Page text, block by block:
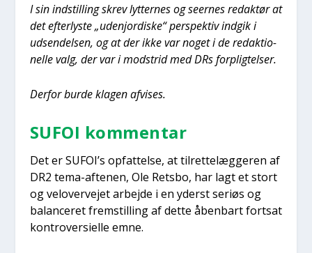
I sin indstil­ling skrev lyt­ter­nes og seer­nes redak­tør at
det efter­ly­ste „udenjor­di­ske“ per­spek­tiv ind­gik i
udsen­del­sen, og at der ikke var noget i de redak­tio­
nel­le valg, der var i mod­strid med DRs for­plig­tel­ser.
Der­for bur­de kla­gen afvi­ses.
SUFOI kom­men­tar
Det er SUFOI’s opfat­tel­se, at til­ret­te­læg­ge­ren af
DR2 tema-afte­nen, Ole Rets­bo, har lagt et stort
og velover­ve­jet arbej­de i en yderst seri­øs og
balan­ce­ret frem­stil­ling af det­te åben­bart fort­sat
kon­tro­ver­si­el­le emne.